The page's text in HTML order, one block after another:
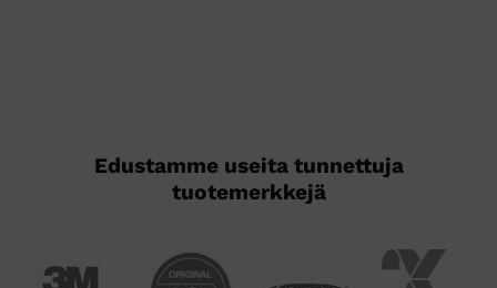
Edustamme useita tunnettuja
tuotemerkkejä